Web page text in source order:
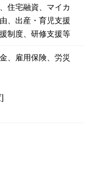
住宅融資、マイカ
、出産・育児支援
制度、研修支援等
、雇用保険、労災